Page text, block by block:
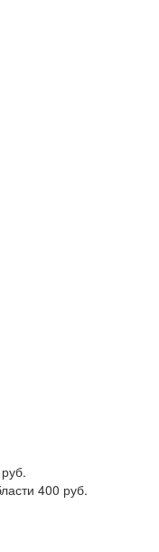
400 руб.